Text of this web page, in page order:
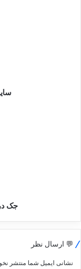
جک
💬 ارسال نظر
نشانی ایمیل شما منتشر